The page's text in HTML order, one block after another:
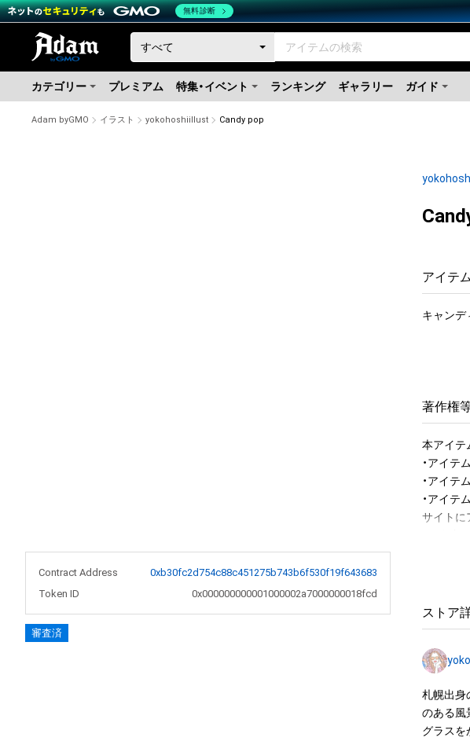
カテゴリー プレミアム 特集・イベント ランキング ギャラリー ガイド
Adam byGMO イラスト yokohoshiillust Candy pop
Contract Address
0xb30fc2d754c88c451275b743b6f530f19f643683
Token ID
0x000000000001000002a7000000018fcd
審査済
アイテ
キャンデ
著作権
本アイテ
・アイテ
・アイテ
・アイテ
サイトに
・アイ
アイテム
用新案権
は、本ア
託を受け
有してい
ストア
札幌出身
のある風
グラスを
無料診断